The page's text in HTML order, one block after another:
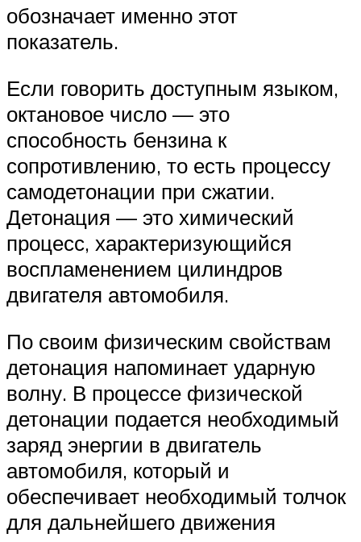
обозначает именно этот
показатель.
Если говорить доступным языком,
октановое число — это
способность бензина к
сопротивлению, то есть процессу
самодетонации при сжатии.
Детонация — это химический
процесс, характеризующийся
воспламенением цилиндров
двигателя автомобиля.
По своим физическим свойствам
детонация напоминает ударную
волну. В процессе физической
детонации подается необходимый
заряд энергии в двигатель
автомобиля, который и
обеспечивает необходимый толчок
для дальнейшего движения